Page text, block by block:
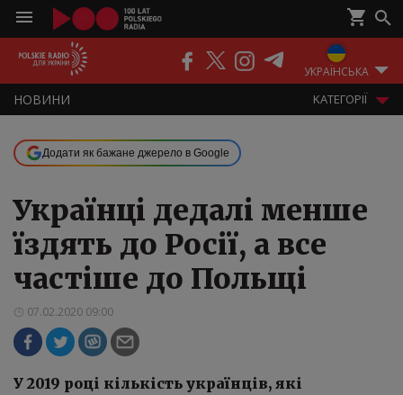
УКРАЇНСЬКА
НOВИНИ KАТЕГОРІЇ
ПОДКАСТИ ЕФІР
Додати як бажане джерело в Google
Українці дедалі менше
їздять до Росії, а все
частіше до Польщі
07.02.2020 09:00
У 2019 році кількість українців, які